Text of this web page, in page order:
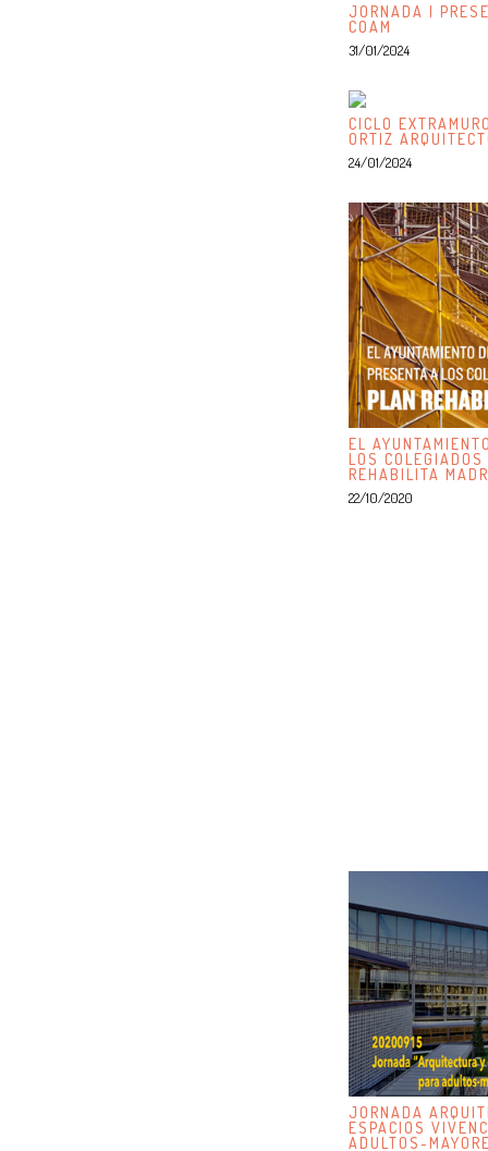
JORNADA |
COAM
31/01/2024
CICLO
ORTIZ
24/01/2024
EL
LOS
REHABILITA
22/10/2020
JORNADA
ESPACIOS
ADULTOS-